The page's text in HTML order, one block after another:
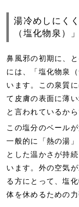
湯冷めしにく
（塩化物泉）
鼻風邪の初期に、
には、「塩化物泉
います。この泉質
て皮膚の表面に薄
と言われているから
この塩分のベール
一般的に「熱の湯
とした温かさが持
います。外の空気
る方にとって、塩
体を休めるための